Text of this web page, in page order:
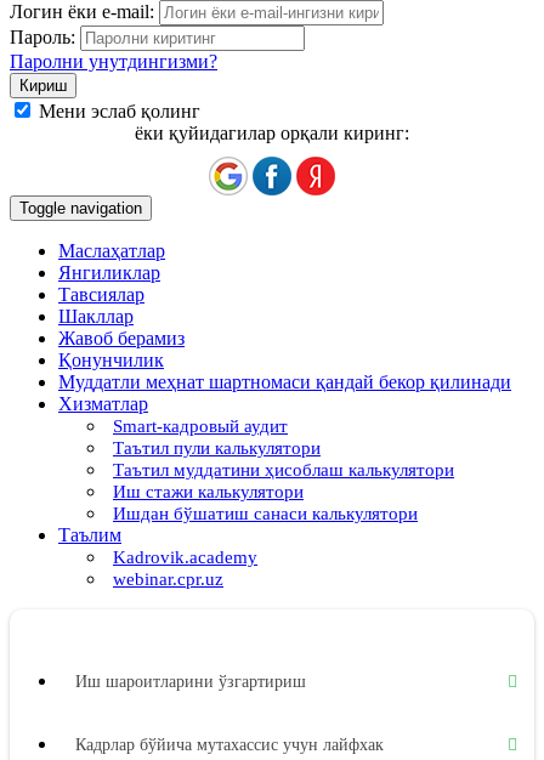
Логин ёки e-mail:
Пароль:
Паролни унутдингизми?
Мени эслаб қолинг
ёки қуйидагилар орқали киринг:
Toggle navigation
Маслаҳатлар
Янгиликлар
Тавсиялар
Шакллар
Жавоб берамиз
Қонунчилик
Муддатли меҳнат шартномаси қандай бекор қилинади
Хизматлар
Smart-кадровый аудит
Таътил пули калькулятори
Таътил муддатини ҳисоблаш калькулятори
Иш стажи калькулятори
Ишдан бўшатиш санаси калькулятори
Таълим
Kadrovik.academy
webinar.cpr.uz
Иш шароитларини ўзгартириш
Кадрлар бўйича мутахассис учун лайфхак